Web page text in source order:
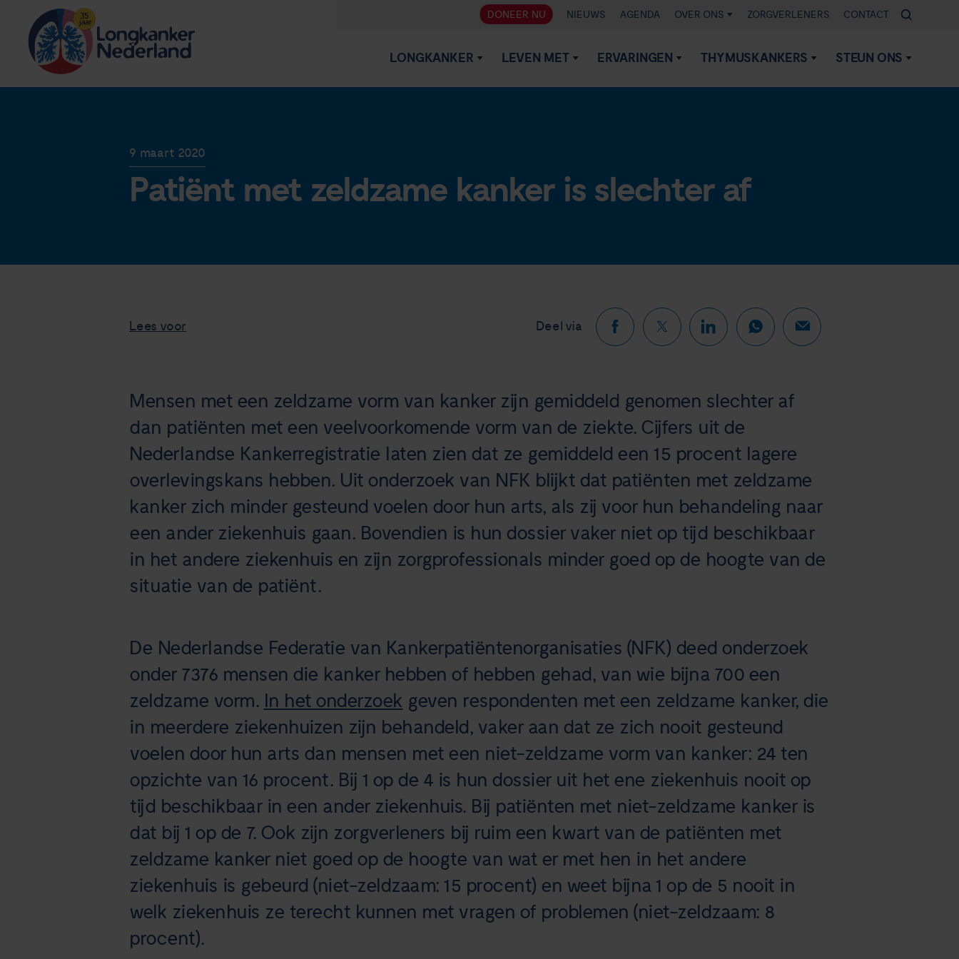
DONEER NU NIEUWS AGENDA OVER ONS ZORGVERLENERS CONTACT
LONGKANKER LEVEN MET ERVARINGEN THYMUSKANKERS STEUN ONS
9 maart 2020
Patiënt met zeldzame kanker is slechter af
Lees voor Deel via
Mensen met een zeldzame vorm van kanker zijn gemiddeld genomen slechter af
dan patiënten met een veelvoorkomende vorm van de ziekte. Cijfers uit de
Nederlandse Kankerregistratie laten zien dat ze gemiddeld een 15 procent lagere
overlevingskans hebben. Uit onderzoek van NFK blijkt dat patiënten met zeldzame
kanker zich minder gesteund voelen door hun arts, als zij voor hun behandeling naar
een ander ziekenhuis gaan. Bovendien is hun dossier vaker niet op tijd beschikbaar
in het andere ziekenhuis en zijn zorgprofessionals minder goed op de hoogte van de
situatie van de patiënt.
De Nederlandse Federatie van Kankerpatiëntenorganisaties (NFK) deed onderzoek
onder 7376 mensen die kanker hebben of hebben gehad, van wie bijna 700 een
zeldzame vorm. In het onderzoek geven respondenten met een zeldzame kanker, die
in meerdere ziekenhuizen zijn behandeld, vaker aan dat ze zich nooit gesteund
voelen door hun arts dan mensen met een niet-zeldzame vorm van kanker: 24 ten
opzichte van 16 procent. Bij 1 op de 4 is hun dossier uit het ene ziekenhuis nooit op
tijd beschikbaar in een ander ziekenhuis. Bij patiënten met niet-zeldzame kanker is
dat bij 1 op de 7. Ook zijn zorgverleners bij ruim een kwart van de patiënten met
zeldzame kanker niet goed op de hoogte van wat er met hen in het andere
ziekenhuis is gebeurd (niet-zeldzaam: 15 procent) en weet bijna 1 op de 5 nooit in
welk ziekenhuis ze terecht kunnen met vragen of problemen (niet-zeldzaam: 8
procent).